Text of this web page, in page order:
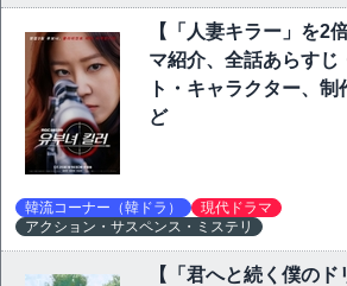
【「人妻キラー」を2
マ紹介、全話あらすじ
ト・キャラクター、
ど
韓流コーナー（韓ドラ）
現代ドラマ
アクション・サスペンス・ミステリ
【「君へと続く僕の